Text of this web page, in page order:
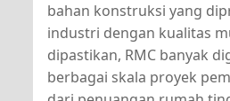
bahan konstruksi yang
industri dengan kualitas
dipastikan, RMC banyak
berbagai skala proyek